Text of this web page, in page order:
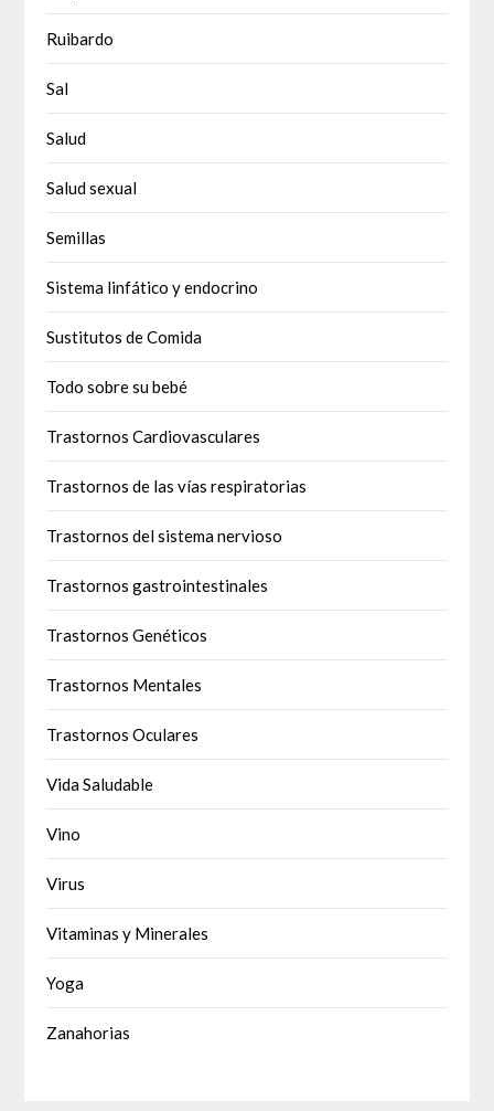
Ruibardo
Sal
Salud
Salud sexual
Semillas
Sistema linfático y endocrino
Sustitutos de Comida
Todo sobre su bebé
Trastornos Cardiovasculares
Trastornos de las vías respiratorias
Trastornos del sistema nervioso
Trastornos gastrointestinales
Trastornos Genéticos
Trastornos Mentales
Trastornos Oculares
Vida Saludable
Vino
Virus
Vitaminas y Minerales
Yoga
Zanahorias